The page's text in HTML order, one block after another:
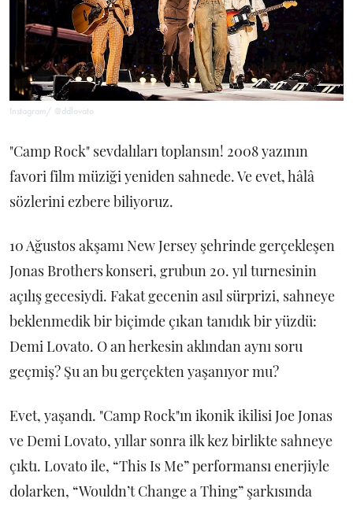
Instagram/ @ddlovato
"Camp Rock" sevdalıları toplansın! 2008 yazının
favori film müziği yeniden sahnede. Ve evet, hâlâ
sözlerini ezbere biliyoruz.
10 Ağustos akşamı New Jersey şehrinde gerçekleşen
Jonas Brothers konseri, grubun 20. yıl turnesinin
açılış gecesiydi. Fakat gecenin asıl sürprizi, sahneye
beklenmedik bir biçimde çıkan tanıdık bir yüzdü:
Demi Lovato. O an herkesin aklından aynı soru
geçmiş? Şu an bu gerçekten yaşanıyor mu?
Evet, yaşandı. "Camp Rock"ın ikonik ikilisi Joe Jonas
ve Demi Lovato, yıllar sonra ilk kez birlikte sahneye
çıktı. Lovato ile, “This Is Me” performansı enerjiyle
dolarken, “Wouldn’t Change a Thing” şarkısında